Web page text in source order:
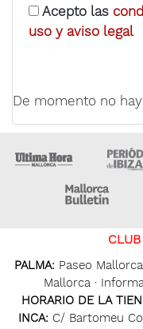
Acepto las
uso y aviso legal
De momento no
Ultima Hora
PALMA: Paseo
Mallorca ·
HORARIO DE LA
INCA: C/ Bartomeu